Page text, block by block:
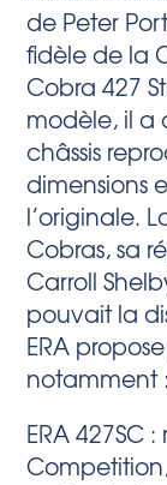
de Peter
fidèle de la
Cobra 427
modèle, il a
châssis
dimensions
l’originale.
Cobras, sa
Carroll
pouvait la
ERA
notamment :
ERA 427SC